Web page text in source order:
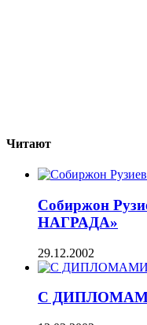
Читают
Собиржон
НАГРАДА»
29.12.2002
С